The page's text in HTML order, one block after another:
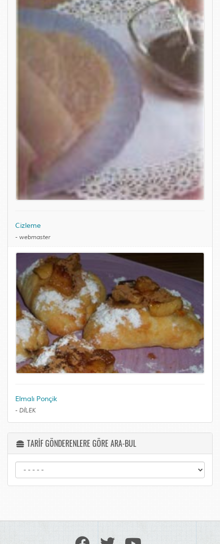
Cizleme
- webmaster
Elmalı Ponçik
- DİLEK
TARİF GÖNDERENLERE GÖRE ARA-BUL